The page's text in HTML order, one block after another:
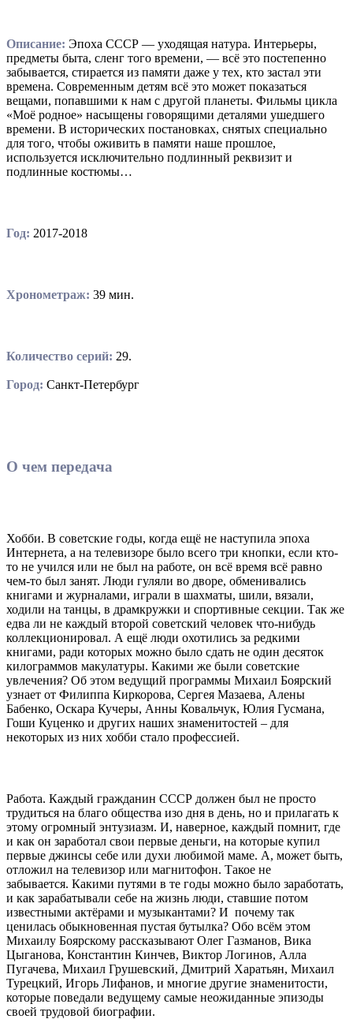
Описание: Эпоха СССР — уходящая натура. Интерьеры,
предметы быта, сленг того времени, — всё это постепенно
забывается, стирается из памяти даже у тех, кто застал эти
времена. Современным детям всё это может показаться
вещами, попавшими к нам с другой планеты. Фильмы цикла
«Моё родное» насыщены говорящими деталями ушедшего
времени. В исторических постановках, снятых специально
для того, чтобы оживить в памяти наше прошлое,
используется исключительно подлинный реквизит и
подлинные костюмы…
Год: 2017-2018
Хронометраж: 39 мин.
Количество серий: 29.
Город: Санкт-Петербург
О чем передача
Хобби. В советские годы, когда ещё не наступила эпоха
Интернета, а на телевизоре было всего три кнопки, если кто-
то не учился или не был на работе, он всё время всё равно
чем-то был занят. Люди гуляли во дворе, обменивались
книгами и журналами, играли в шахматы, шили, вязали,
ходили на танцы, в драмкружки и спортивные секции. Так же
едва ли не каждый второй советский человек что-нибудь
коллекционировал. А ещё люди охотились за редкими
книгами, ради которых можно было сдать не один десяток
килограммов макулатуры. Какими же были советские
увлечения? Об этом ведущий программы Михаил Боярский
узнает от Филиппа Киркорова, Сергея Мазаева, Алены
Бабенко, Оскара Кучеры, Анны Ковальчук, Юлия Гусмана,
Гоши Куценко и других наших знаменитостей – для
некоторых из них хобби стало профессией.
Работа. Каждый гражданин СССР должен был не просто
трудиться на благо общества изо дня в день, но и прилагать к
этому огромный энтузиазм. И, наверное, каждый помнит, где
и как он заработал свои первые деньги, на которые купил
первые джинсы себе или духи любимой маме. А, может быть,
отложил на телевизор или магнитофон. Такое не
забывается. Какими путями в те годы можно было заработать,
и как зарабатывали себе на жизнь люди, ставшие потом
известными актёрами и музыкантами? И почему так
ценилась обыкновенная пустая бутылка? Обо всём этом
Михаилу Боярскому рассказывают Олег Газманов, Вика
Цыганова, Константин Кинчев, Виктор Логинов, Алла
Пугачева, Михаил Грушевский, Дмитрий Харатьян, Михаил
Турецкий, Игорь Лифанов, и многие другие знаменитости,
которые поведали ведущему самые неожиданные эпизоды
своей трудовой биографии.